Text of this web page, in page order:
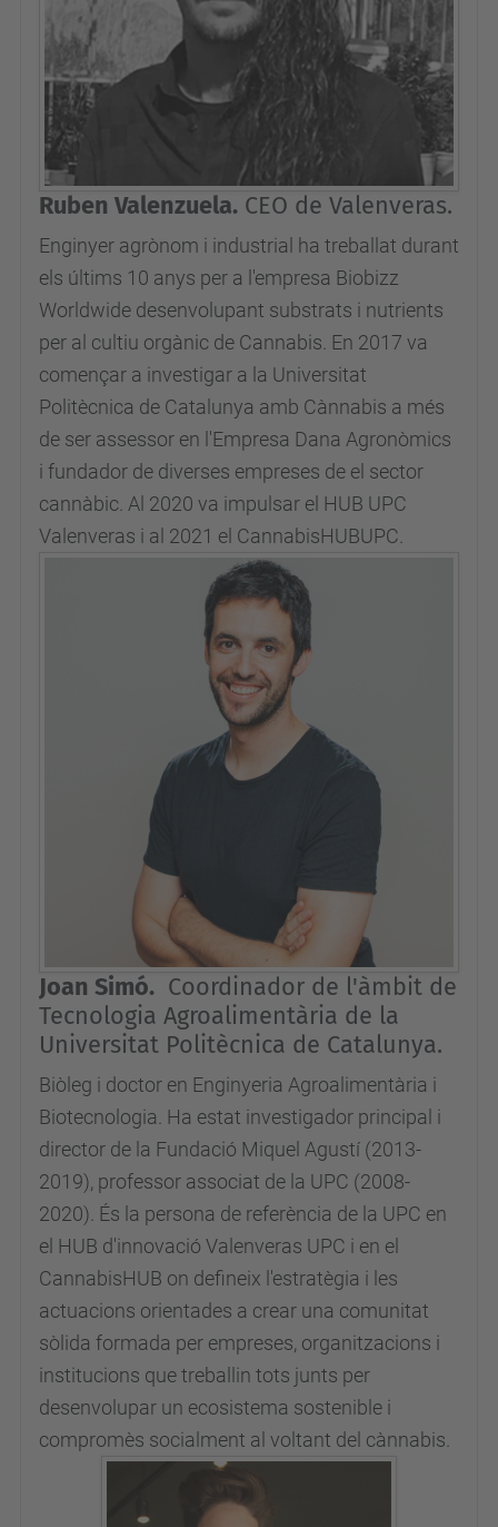
Ruben Valenzuela. CEO de Valenveras.
Enginyer agrònom i industrial ha treballat durant
els últims 10 anys per a l'empresa Biobizz
Worldwide desenvolupant substrats i nutrients
per al cultiu orgànic de Cannabis. En 2017 va
començar a investigar a la Universitat
Politècnica de Catalunya amb Cànnabis a més
de ser assessor en l'Empresa Dana Agronòmics
i fundador de diverses empreses de el sector
cannàbic. Al 2020 va impulsar el HUB UPC
Valenveras i al 2021 el CannabisHUBUPC.
Joan Simó. Coordinador de l'àmbit de
Tecnologia Agroalimentària de la
Universitat Politècnica de Catalunya.
Biòleg i doctor en Enginyeria Agroalimentària i
Biotecnologia. Ha estat investigador principal i
director de la Fundació Miquel Agustí (2013-
2019), professor associat de la UPC (2008-
2020). És la persona de referència de la UPC en
el HUB d'innovació Valenveras UPC i en el
CannabisHUB on defineix l'estratègia i les
actuacions orientades a crear una comunitat
sòlida formada per empreses, organitzacions i
institucions que treballin tots junts per
desenvolupar un ecosistema sostenible i
compromès socialment al voltant del cànnabis.